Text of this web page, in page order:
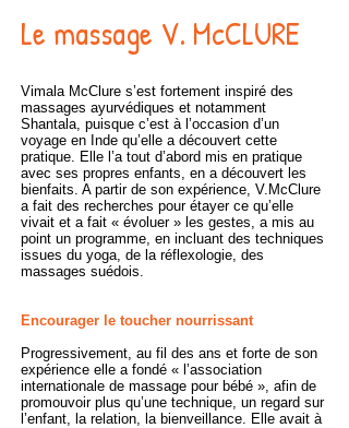
Le massage V. McCLURE
Vimala McClure s’est fortement inspiré des
massages ayurvédiques et notamment
Shantala, puisque c’est à l’occasion d’un
voyage en Inde qu’elle a découvert cette
pratique. Elle l’a tout d’abord mis en pratique
avec ses propres enfants, en a découvert les
bienfaits. A partir de son expérience, V.McClure
a fait des recherches pour étayer ce qu’elle
vivait et a fait « évoluer » les gestes, a mis au
point un programme, en incluant des techniques
issues du yoga, de la réflexologie, des
massages suédois.
Encourager le toucher nourrissant
Progressivement, au fil des ans et forte de son
expérience elle a fondé « l’association
internationale de massage pour bébé », afin de
promouvoir plus qu’une technique, un regard sur
l’enfant, la relation, la bienveillance. Elle avait à